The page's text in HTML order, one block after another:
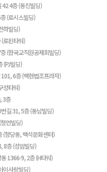
4층 (동진빌딩)
(로시스빌딩)
하빌딩)
로윈타워)
(한국교직원공제회빌딩)
(PJ빌딩)
6층 (백현법조프라자)
성타워)
3층
길 31, 5층 (동남빌딩)
언빌딩)
(청당동, 백석문화센터)
8층 (성암빌딩)
1366-9, 2층 (H타워)
이사랑빌딩)